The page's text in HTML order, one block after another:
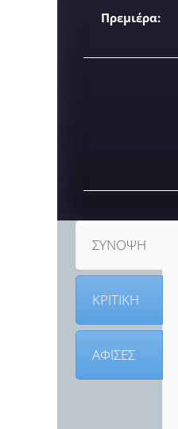
Πρεμιέρα:
ΣΥΝΟΨΗ
ΚΡΙΤΙΚΗ
ΑΦΙΣΕΣ